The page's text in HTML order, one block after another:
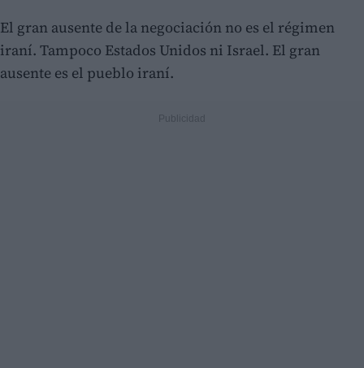
El gran ausente de la negociación no es el régimen
iraní. Tampoco Estados Unidos ni Israel. El gran
ausente es el pueblo iraní.